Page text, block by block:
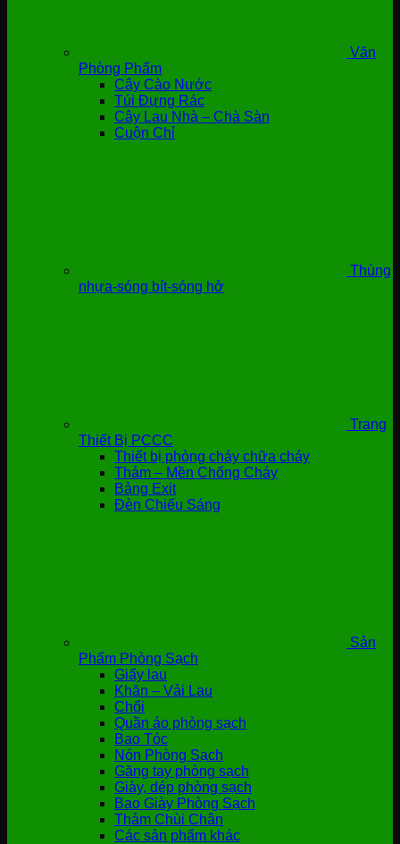
Văn
Phòng Phẩm
Cây Cào Nước
Túi Đựng Rác
Cây Lau Nhà – Chà Sàn
Cuộn Chỉ
Thùng
nhựa-sóng bít-sóng hở
Trang
Thiết Bị PCCC
Thiết bị phòng cháy chữa cháy
Thảm – Mền Chống Cháy
Bảng Exit
Đèn Chiếu Sáng
Sản
Phẩm Phòng Sạch
Giấy lau
Khăn – Vải Lau
Chổi
Quần áo phòng sạch
Bao Tóc
Nón Phòng Sạch
Găng tay phòng sạch
Giày, dép phòng sạch
Bao Giày Phòng Sạch
Thảm Chùi Chân
Các sản phẩm khác